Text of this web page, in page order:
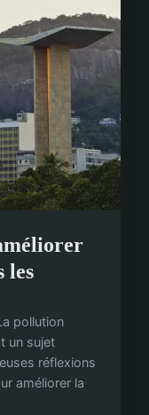
les
pollution
un sujet
réflexions
améliorer la